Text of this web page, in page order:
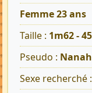
Femme 23 ans
Taille : 1m62 -
Pseudo : Nanah
Sexe recherché :